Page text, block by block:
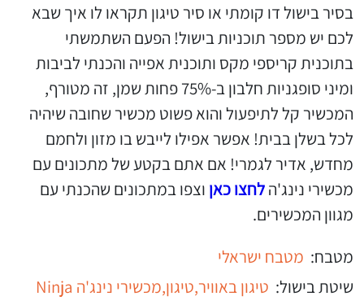
בסיר בישול דו קומתי או סיר טיגון תקראו לו איך שבא
לכם יש מספר תוכניות בישול! הפעם השתמשתי
בתוכנית קריספי מקס ותוכנית אפייה והכנתי לביבות
ומיני סופגניות חלבון ב-75% פחות שמן, זה מטורף,
המכשיר קל לתיפעול והוא פשוט מכשיר שחובה שיהיה
לכל בשלן בבית! אפשר אפילו לייבש בו מזון ולחמם
מחדש, אדיר לגמרי! אם אתם בקטע של מתכונים עם
מכשירי נינג'הלחצו כאן וצפו במתכונים שהכנתי עם
מגוון המכשירים.
מטבח: מטבח ישראלי
שיטת בישול: טיגון באוויר,טיגון,מכשירי נינג'ה Ninja